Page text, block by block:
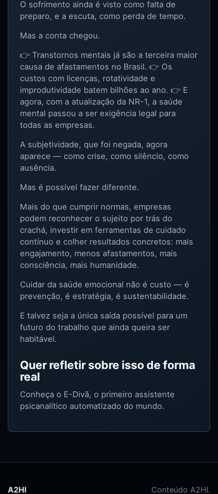
O sofrimento ainda é visto como falta de
preparo, e a escuta, como perda de tempo.
Mas a conta chegou.
👉 Transtornos mentais já são a terceira maior
causa de afastamentos no Brasil. 👉 Os
custos com licenças, rotatividade e
improdutividade batem bilhões ao ano. 👉 E
agora, com a atualização da NR-1, a saúde
mental passou a ser exigência legal para
todas as empresas.
A subjetividade, que foi negada, agora
aparece — como crise, como silêncio, como
ausência.
Mas é possível fazer diferente.
Mais do que cumprir normas, empresas
podem reconhecer o sujeito por trás do
crachá, investir em ferramentas de cuidado
contínuo e colher resultados concretos: mais
engajamento, menos afastamentos, mais
consciência, mais humanidade.
Cuidar da saúde emocional não é custo — é
prevenção, é estratégia, é sustentabilidade.
E talvez seja a única saída possível para um
futuro do trabalho que ainda queira ser
habitável.
Quer refletir sobre isso de forma
real
Conheça o E-Divã, o primeiro assistente
psicanalítico automatizado do mundo.
A2HI Conteúdo A2HI.